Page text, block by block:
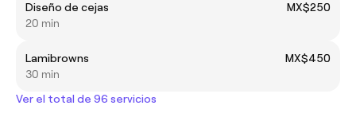
Diseño de cejas
MX$250
20 min
Lamibrowns
MX$450
30 min
Ver el total de 96 servicios